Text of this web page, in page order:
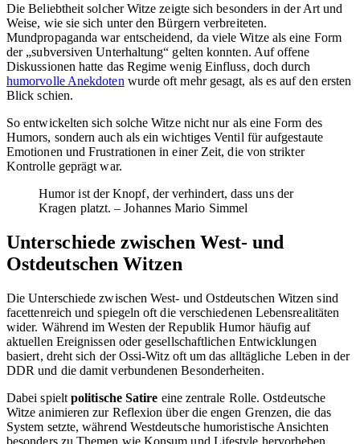
Die Beliebtheit solcher Witze zeigte sich besonders in der Art und
Weise, wie sie sich unter den Bürgern verbreiteten.
Mundpropaganda war entscheidend, da viele Witze als eine Form
der „subversiven Unterhaltung“ gelten konnten. Auf offene
Diskussionen hatte das Regime wenig Einfluss, doch durch
humorvolle Anekdoten wurde oft mehr gesagt, als es auf den ersten
Blick schien.
So entwickelten sich solche Witze nicht nur als eine Form des
Humors, sondern auch als ein wichtiges Ventil für aufgestaute
Emotionen und Frustrationen in einer Zeit, die von strikter
Kontrolle geprägt war.
Humor ist der Knopf, der verhindert, dass uns der
Kragen platzt. – Johannes Mario Simmel
Unterschiede zwischen West- und
Ostdeutschen Witzen
Die Unterschiede zwischen West- und Ostdeutschen Witzen sind
facettenreich und spiegeln oft die verschiedenen Lebensrealitäten
wider. Während im Westen der Republik Humor häufig auf
aktuellen Ereignissen oder gesellschaftlichen Entwicklungen
basiert, dreht sich der Ossi-Witz oft um das alltägliche Leben in der
DDR und die damit verbundenen Besonderheiten.
Dabei spieltpolitische Satire eine zentrale Rolle. Ostdeutsche
Witze animieren zur Reflexion über die engen Grenzen, die das
System setzte, während Westdeutsche humoristische Ansichten
besonders zu Themen wie Konsum und Lifestyle hervorheben.